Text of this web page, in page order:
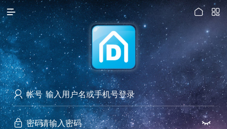

访问电脑版
 

 帐号
 密码 